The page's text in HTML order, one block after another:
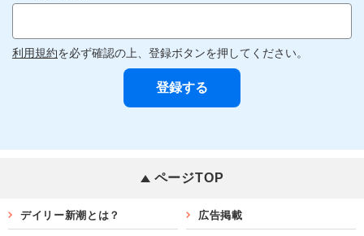
利用規約を必ず確認の上、登録ボタンを押してください。
ページTOP
デイリー新潮とは？ 広告掲載